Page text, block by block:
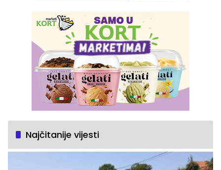
Najčitanije vijesti